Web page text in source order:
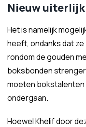
Nieuw uiterlijk
Het is namelijk
heeft, ondanks dat
rondom de gouden
boksbonden
moeten
ondergaan.
Hoewel Khelif door